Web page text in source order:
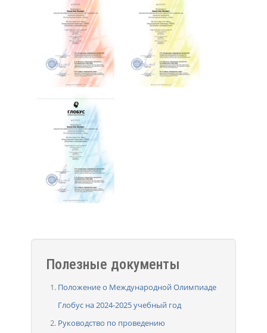
Полезные документы
Положение о Международной Олимпиаде
Глобус на 2024-2025 учебный год
Руководство по проведению